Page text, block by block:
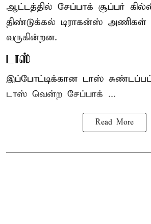
ஆட்டத்தில் சேப்பாக் சூப்பர்
திண்டுக்கல் டிராகன்ஸ் அணிகள்
வருகின்றன.
டாஸ்
இப்போட்டிக்கான டாஸ்
டாஸ் வென்ற சேப்பாக் ...
Read More